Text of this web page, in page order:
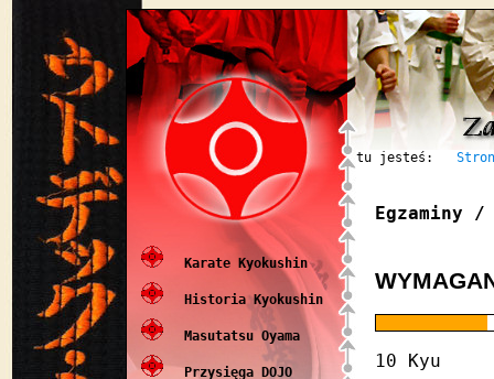
Karate Kyokushin
Historia Kyokushin
Masutatsu Oyama
Przysięga DOJO
tu jesteś:
Egzaminy /
10 Kyu